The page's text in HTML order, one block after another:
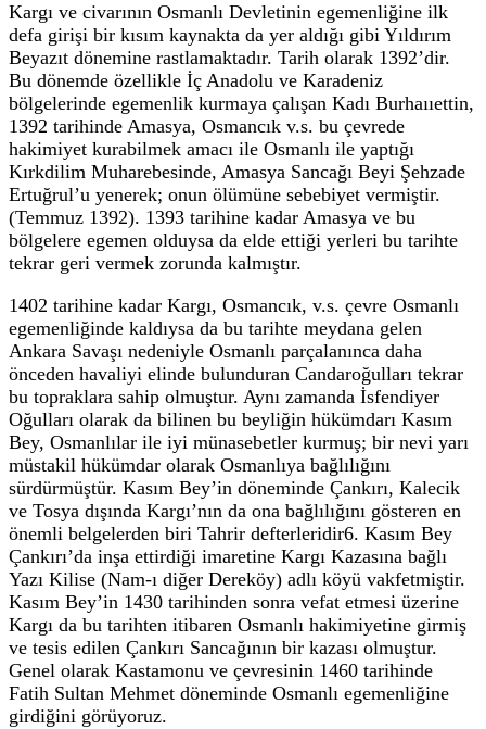
Kargı ve civarının Osmanlı Devletinin egemenliğine ilk
defa girişi bir kısım kaynakta da yer aldığı gibi Yıldırım
Beyazıt dönemine rastlamaktadır. Tarih olarak 1392’dir.
Bu dönemde özellikle İç Anadolu ve Karadeniz
bölgelerinde egemenlik kurmaya çalışan Kadı Burhaııettin,
1392 tarihinde Amasya, Osmancık v.s. bu çevrede
hakimiyet kurabilmek amacı ile Osmanlı ile yaptığı
Kırkdilim Muharebesinde, Amasya Sancağı Beyi Şehzade
Ertuğrul’u yenerek; onun ölümüne sebebiyet vermiştir.
(Temmuz 1392). 1393 tarihine kadar Amasya ve bu
bölgelere egemen olduysa da elde ettiği yerleri bu tarihte
tekrar geri vermek zorunda kalmıştır.
1402 tarihine kadar Kargı, Osmancık, v.s. çevre Osmanlı
egemenliğinde kaldıysa da bu tarihte meydana gelen
Ankara Savaşı nedeniyle Osmanlı parçalanınca daha
önceden havaliyi elinde bulunduran Candaroğulları tekrar
bu topraklara sahip olmuştur. Aynı zamanda İsfendiyer
Oğulları olarak da bilinen bu beyliğin hükümdarı Kasım
Bey, Osmanlılar ile iyi münasebetler kurmuş; bir nevi yarı
müstakil hükümdar olarak Osmanlıya bağlılığını
sürdürmüştür. Kasım Bey’in döneminde Çankırı, Kalecik
ve Tosya dışında Kargı’nın da ona bağlılığını gösteren en
önemli belgelerden biri Tahrir defterleridir6. Kasım Bey
Çankırı’da inşa ettirdiği imaretine Kargı Kazasına bağlı
Yazı Kilise (Nam-ı diğer Dereköy) adlı köyü vakfetmiştir.
Kasım Bey’in 1430 tarihinden sonra vefat etmesi üzerine
Kargı da bu tarihten itibaren Osmanlı hakimiyetine girmiş
ve tesis edilen Çankırı Sancağının bir kazası olmuştur.
Genel olarak Kastamonu ve çevresinin 1460 tarihinde
Fatih Sultan Mehmet döneminde Osmanlı egemenliğine
girdiğini görüyoruz.